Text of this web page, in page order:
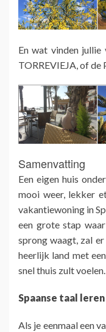
En wat vinden jullie
TORREVIEJA, of de
Samenvatting
Een eigen huis
mooi weer, lekker
vakantiewoning in
een grote stap
sprong waagt, zal
heerlijk land met
snel thuis zult voelen.
Spaanse taal leren
Als je eenmaal een